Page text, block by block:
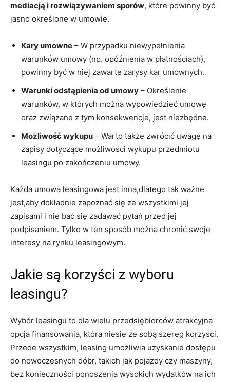
mediacją i rozwiązywaniem sporów, które powinny być
jasno określone w umowie.
Kary umowne – W przypadku niewypełnienia
warunków umowy (np. opóźnienia w płatnościach),
powinny być w niej zawarte zarysy kar umownych.
Warunki odstąpienia od umowy – Określenie
warunków, w których można wypowiedzieć umowę
oraz związane z tym konsekwencje, jest niezbędne.
Możliwość wykupu – Warto także zwrócić uwagę na
zapisy dotyczące możliwości wykupu przedmiotu
leasingu po zakończeniu umowy.
Każda umowa leasingowa jest inna,dlatego tak ważne
jest,aby dokładnie zapoznać się ze wszystkimi jej
zapisami i nie bać się zadawać pytań przed jej
podpisaniem. Tylko w ten sposób można chronić swoje
interesy na rynku leasingowym.
Jakie są korzyści z wyboru
leasingu?
Wybór leasingu to dla wielu przedsiębiorców atrakcyjna
opcja finansowania, która niesie ze sobą szereg korzyści.
Przede wszystkim, leasing umożliwia uzyskanie dostępu
do nowoczesnych dóbr, takich jak pojazdy czy maszyny,
bez konieczności ponoszenia wysokich wydatków na ich